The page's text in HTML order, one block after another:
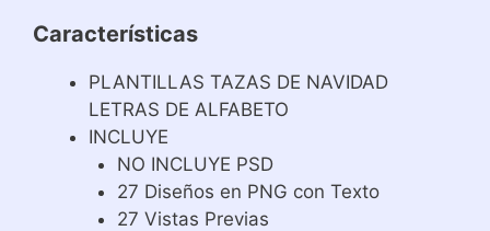
Características
PLANTILLAS TAZAS DE NAVIDAD
LETRAS DE ALFABETO
INCLUYE
NO INCLUYE PSD
27 Diseños en PNG con Texto
27 Vistas Previas